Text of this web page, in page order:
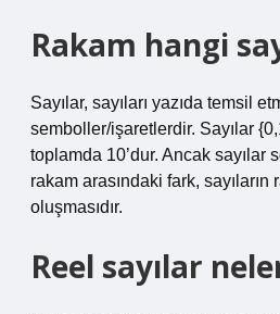
Rakam hangi
Sayılar, sayıları yazıda temsil
semboller/işaretlerdir. Sayılar
toplamda 10’dur. Ancak sayılar
rakam arasındaki fark, sayıların
oluşmasıdır.
Reel sayılar